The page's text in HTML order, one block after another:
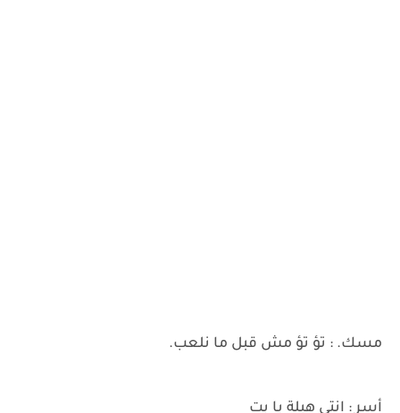
مسك. : تؤ تؤ مش قبل ما نلعب.
أسر : انتي هبلة يا بت